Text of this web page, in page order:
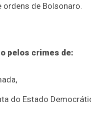
ordens de Bolsonaro.
pelos crimes de:
do Estado